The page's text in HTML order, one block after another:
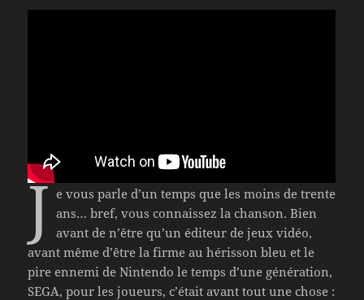
J e vous parle d’un temps que les moins de trente
ans… bref, vous connaissez la chanson. Bien
avant de n’être qu’un éditeur de jeux vidéo,
avant même d’être la firme au hérisson bleu et le
pire ennemi de Nintendo le temps d’une génération,
SEGA, pour les joueurs, c’était avant tout une chose :